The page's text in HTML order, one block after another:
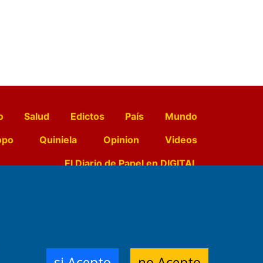
Salud Edictos País
Mundo
Quiniela Opinion
Videos
El Diario de Papel en DIGITAL